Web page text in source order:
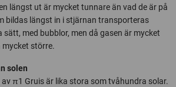
längst ut är mycket tunnare än vad de är på
bildas längst in i stjärnan transporteras
med bubblor, men då gasen är mycket
större.
solen
π1 Gruis är lika stora som tvåhundra solar.